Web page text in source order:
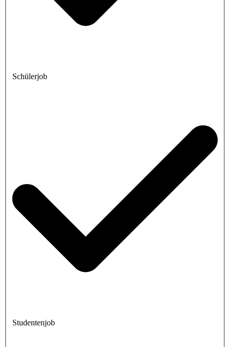
Schülerjob
Studentenjob